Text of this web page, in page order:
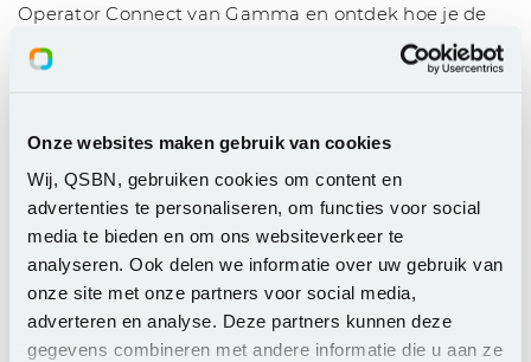
Onze websites maken gebruik van cookies
Wij, QSBN, gebruiken cookies om content en
advertenties te personaliseren, om functies voor social
media te bieden en om ons websiteverkeer te
analyseren. Ook delen we informatie over uw gebruik van
onze site met onze partners voor social media,
adverteren en analyse. Deze partners kunnen deze
gegevens combineren met andere informatie die u aan ze
Operator Connect van Gamma en ontdek hoe je de
communicatie en samenwerking binnen jouw
onderwijsinstelling kunt verbeteren. Heb je toch extra
training of configuratie ondersteuning aanbieden.
Neem contact met ons op voor meer informatie of om
een demo aan te vragen. We kijken ernaar uit om
samen de toekomst van het onderwijs vorm te geven.
Over Gamma Communications
Gamma is een vertrouwde partner voor